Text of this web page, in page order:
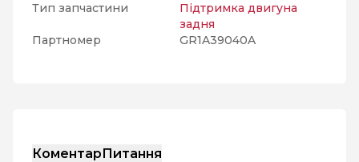
Тип запчастини
Підтримка двигуна
задня
Партномер
GR1A39040A
КоментарПитання